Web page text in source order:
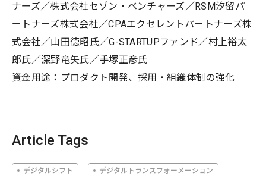
ナーズ／株式会社セゾン・ベンチャーズ／RSM汐留パ
ートナーズ株式会社／CPAエクセレントパートナーズ株
式会社／山田徳昭氏／G-STARTUPファンド／村上裕太
郎氏／深野竜矢氏／手塚正彦氏
資金用途：プロダクト開発、採用・組織体制の強化
Article Tags
デジタルシフト デジタルトランスフォーメーション